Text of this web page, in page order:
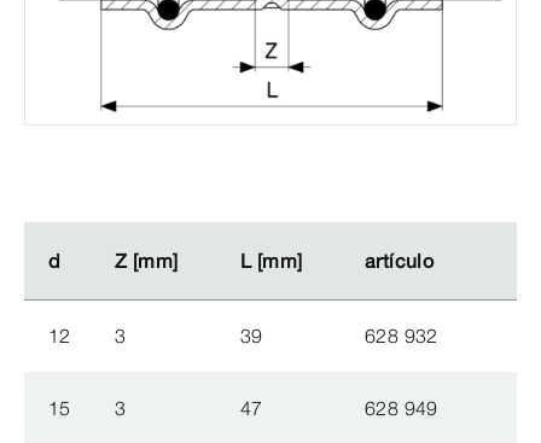
d Z [mm] L [mm] artículo
d Z [mm] L [mm] artículo
12 3 39 628 932
15 3 47 628 949